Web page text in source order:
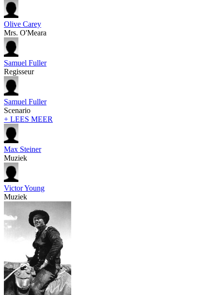
Olive Carey
Mrs. O'Meara
Samuel Fuller
Regisseur
Samuel Fuller
Scenario
+ LEES MEER
Max Steiner
Muziek
Victor Young
Muziek